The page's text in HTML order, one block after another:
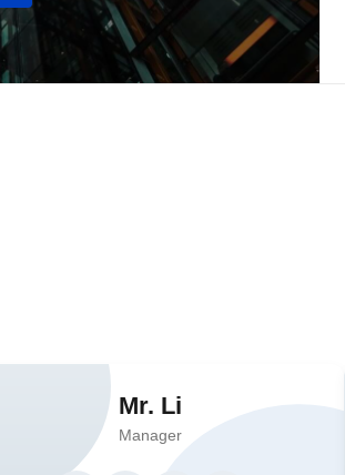
Mr. Li
Manager